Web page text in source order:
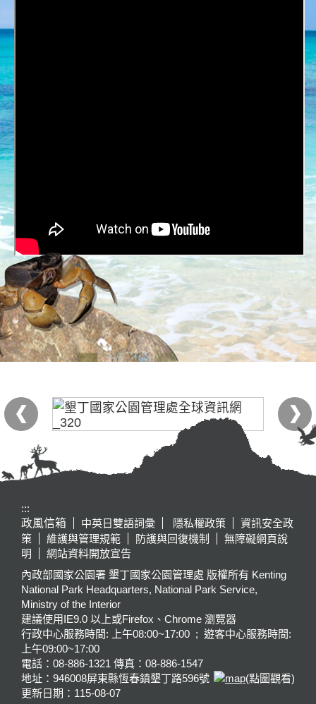
:::
政風信箱
中英日雙語詞彙 隱私權政策
資訊安全政
策
維護與管理規範 防護與回復機制
無障礙網頁說
明
網站資料開放宣告
內政部國家公園署 墾丁國家公園管理處 版權所有 Kenting
National Park Headquarters, National Park Service,
Ministry of the Interior
建議使用IE9.0 以上或Firefox、Chrome 瀏覽器
行政中心服務時間: 上午08:00~17:00 ; 遊客中心服務時間:
上午09:00~17:00
電話：08-886-1321 傳真：08-886-1547
地址：946008屏東縣恆春鎮墾丁路596號
(點圖觀看)
更新日期： 115-08-07